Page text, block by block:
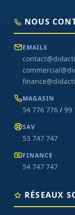
NOUS
EMAILS
MAGASIN
54 776 776 / 99
SAV
53 747 747
FINANCE
54 747 747
RÉSEAUX